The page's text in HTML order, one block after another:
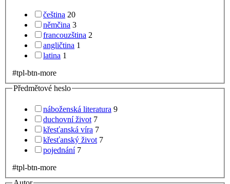
čeština 20
němčina 3
francouzština 2
angličtina 1
latina 1
#tpl-btn-more
Předmětové heslo
náboženská literatura 9
duchovní život 7
křesťanská víra 7
křesťanský život 7
pojednání 7
#tpl-btn-more